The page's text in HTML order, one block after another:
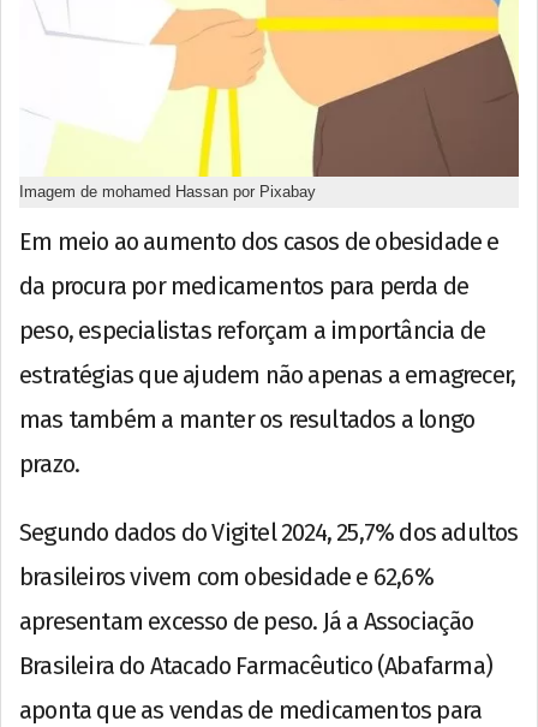
Imagem de mohamed Hassan por Pixabay
Em meio ao aumento dos casos de obesidade e
da procura por medicamentos para perda de
peso, especialistas reforçam a importância de
estratégias que ajudem não apenas a emagrecer,
mas também a manter os resultados a longo
prazo.
Segundo dados do Vigitel 2024, 25,7% dos adultos
brasileiros vivem com obesidade e 62,6%
apresentam excesso de peso. Já a Associação
Brasileira do Atacado Farmacêutico (Abafarma)
aponta que as vendas de medicamentos para